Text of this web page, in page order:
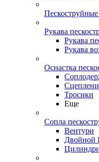
Рукава
Рукава
Рукава
Оснастка
Тросики
Еще
Сопла
Вентури
Двойной